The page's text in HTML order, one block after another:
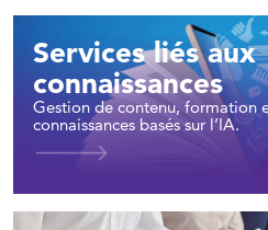
Services liés aux
connaissances
Gestion de contenu, formation
connaissances basés sur l’IA.